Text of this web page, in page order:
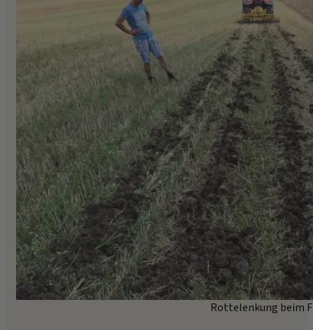
Rottelenkung beim